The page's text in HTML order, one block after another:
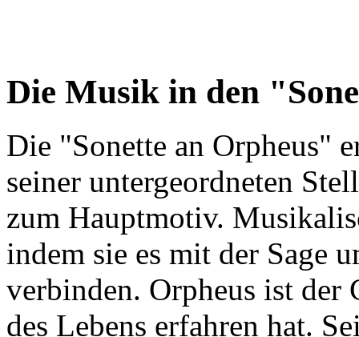
Die Musik in den
Die "Sonette an Orpheus"
seiner untergeordneten
zum Hauptmotiv.
indem sie es mit der Sage
verbinden. Orpheus ist
des Lebens erfahren hat.